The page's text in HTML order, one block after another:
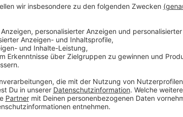
Vorstellen brauchen wir ihn euch nicht. Seit 2003
seine Späße am Telefon mit seinen Hörerinnen und
müssen am Ende mit lachen - wenn auch nicht
bekommen könnt, ist Elvis nun unter die Podcaster
die Uhr zur Verfügung. Hier bekommt Ihr außerdem
Telefonate in längerer Version. Elvis wird sich mit